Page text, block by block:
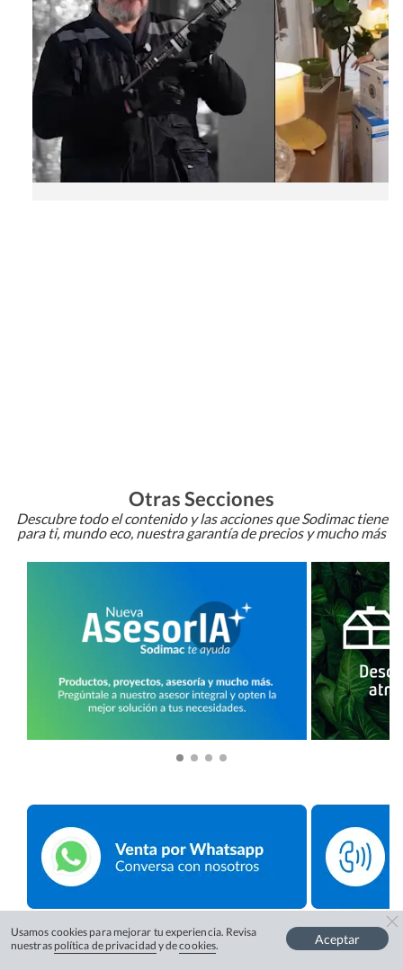
Otras Secciones
Descubre todo el contenido y las acciones que Sodimac tiene
para ti, mundo eco, nuestra garantía de precios y mucho más
Usamos cookies para mejorar tu experiencia. Revisa
nuestras política de privacidad y decookies. Aceptar